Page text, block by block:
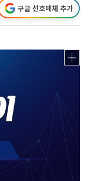
구글 선호매체 추가